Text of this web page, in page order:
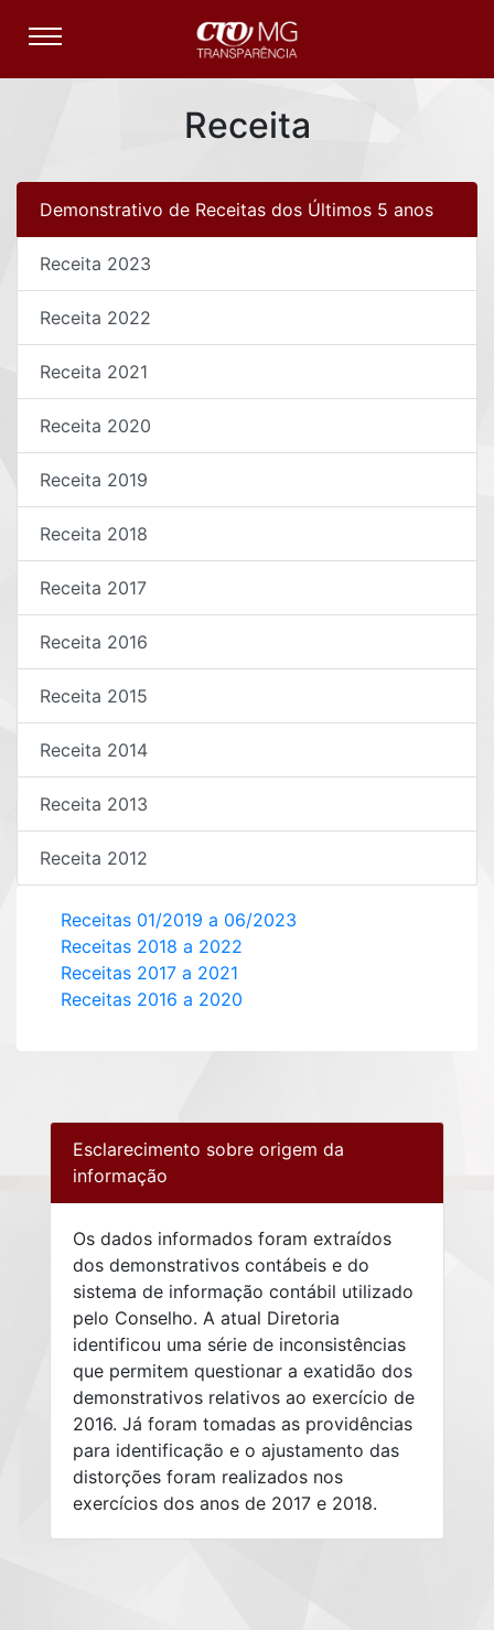
Receita
Demonstrativo de Receitas dos Últimos 5 anos
Receita 2023
Receita 2022
Receita 2021
Receita 2020
Receita 2019
Receita 2018
Receita 2017
Receita 2016
Receita 2015
Receita 2014
Receita 2013
Receita 2012
Receitas 01/2019 a 06/2023
Receitas 2018 a 2022
Receitas 2017 a 2021
Receitas 2016 a 2020
Esclarecimento sobre origem da
informação
Os dados informados foram extraídos
dos demonstrativos contábeis e do
sistema de informação contábil utilizado
pelo Conselho. A atual Diretoria
identificou uma série de inconsistências
que permitem questionar a exatidão dos
demonstrativos relativos ao exercício de
2016. Já foram tomadas as providências
para identificação e o ajustamento das
distorções foram realizados nos
exercícios dos anos de 2017 e 2018.